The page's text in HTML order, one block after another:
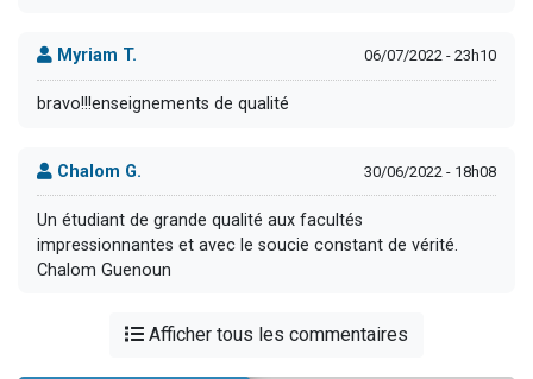
Myriam T. 06/07/2022 - 23h10
bravo!!!enseignements de qualité
Chalom G. 30/06/2022 - 18h08
Un étudiant de grande qualité aux facultés
impressionnantes et avec le soucie constant de vérité.
Chalom Guenoun
Afficher tous les commentaires